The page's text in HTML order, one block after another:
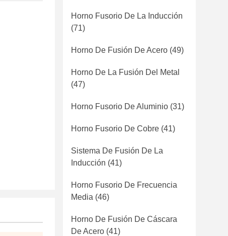
Horno Fusorio De La Inducción
(71)
Horno De Fusión De Acero (49)
Horno De La Fusión Del Metal
(47)
Horno Fusorio De Aluminio (31)
Horno Fusorio De Cobre (41)
Sistema De Fusión De La
Inducción (41)
Horno Fusorio De Frecuencia
Media (46)
Horno De Fusión De Cáscara
De Acero (41)